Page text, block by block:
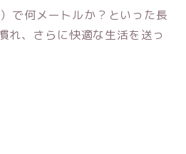
で何メートルか？といった長
れ、さらに快適な生活を送っ